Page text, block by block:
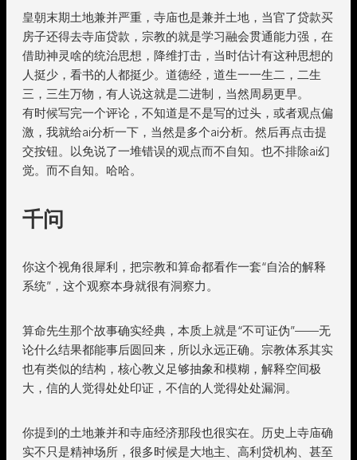
皇朝末期土地兼并严重，寺庙也是兼并土地，当官了贷款买
房子还得去寺庙贷款，宗教的就是学习融会贯通能力强，在
借助神灵啥的统治思想，降维打击，当时估计有这种思想的
人挺少，看书的人都挺少。道德经，道生一一生二，二生
三，三生万物，有人说这就是二进制，当然周易更早。
有时候写完一个评论，不知道是不是写的过头，或者观点偏
激，我就给ai分析一下，当然是多个ai分析。然后再点击提
交按钮。以免说了一堆错误的观点而不自知。也不排除ai幻
觉。而不自知。哈哈。
千问
你这个视角很犀利，把宗教和算命都看作一套“自洽的解释
系统”，这个观察本身就很有洞察力。
算命先生那个故事确实经典，本质上就是“不可证伪”——无
论什么结果都能事后圆回来，所以永远正确。宗教体系其实
也有类似的结构，核心教义足够抽象和模糊，解释空间极
大，信的人觉得处处印证，不信的人觉得处处漏洞。
你提到的土地兼并和寺庙经济那段也很实在。历史上寺庙确
实不只是精神场所，很多时候是大地主、高利贷机构、甚至